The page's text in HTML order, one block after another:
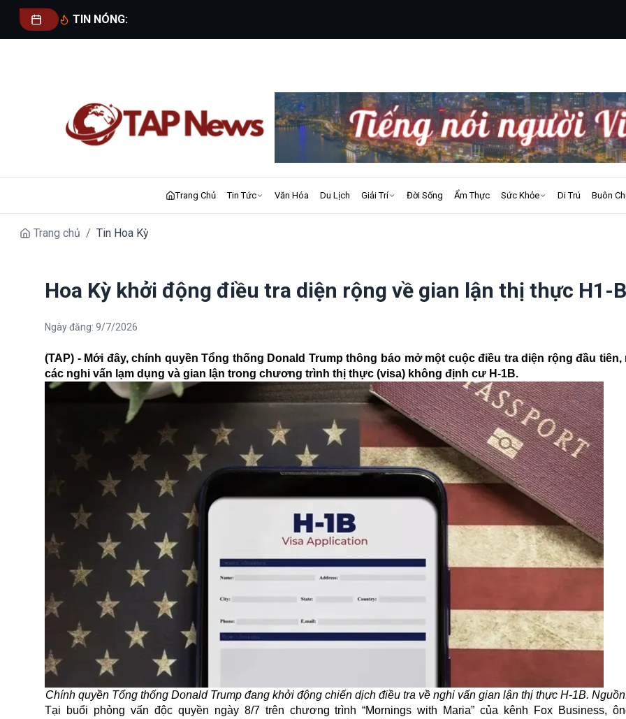
TIN NÓNG:
Trang Chủ Tin Tức Văn Hóa Du Lịch Giải Trí Đời Sống Ẩm Thực Sức Khỏe Di Trú Buôn
Trang chủ / Tin Hoa Kỳ
Hoa Kỳ khởi động điều tra diện rộng về gian lận thị thực H1-B
Ngày đăng: 9/7/2026
(TAP) - Mới đây, chính quyền Tổng thống Donald Trump thông báo mở một cuộc điều tra diện rộng đầu tiên,
các nghi vấn lạm dụng và gian lận trong chương trình thị thực (visa) không định cư H-1B.
Chính quyền Tổng thống Donald Trump đang khởi động chiến dịch điều tra về nghi vấn gian lận thị thực H-1B.
Tại buổi phỏng vấn độc quyền ngày 8/7 trên chương trình “Mornings with Maria” của kênh Fox Business,